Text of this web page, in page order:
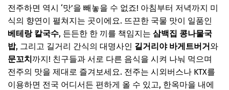
전주하면 역시 ‘맛’을 빼놓을 수 없죠! 아침부터 저녁까지 미
식의 향연이 펼쳐지는 곳이에요. 뜨끈한 국물 맛이 일품인
베테랑 칼국수, 든든한 한 끼를 책임지는 삼백집 콩나물국
밥, 그리고 길거리 간식의 대명사인 길거리야 바게트버거와
문꼬치까지! 친구들과 서로 다른 음식을 시켜 나눠 먹으며
전주의 맛을 제대로 즐겨보세요. 전주는 시외버스나 KTX를
이용하면 전국 어디서든 편하게 올 수 있고, 한옥마을 내에